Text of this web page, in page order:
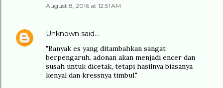
August 8, 2016 at 12:51 AM
Unknown said…
"Banyak es yang ditambahkan sangat
berpengaruh. adonan akan menjadi encer dan
susah untuk dicetak, tetapi hasilnya biasanya
kenyal dan kressnya timbul."